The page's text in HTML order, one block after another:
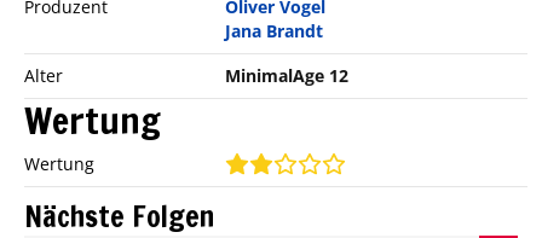
Produzent
Oliver Vogel
Jana Brandt
Alter
MinimalAge 12
Wertung
Wertung
Nächste Folgen